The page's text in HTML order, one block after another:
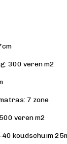
300 veren m2
7 zone
veren m2
koudschuim